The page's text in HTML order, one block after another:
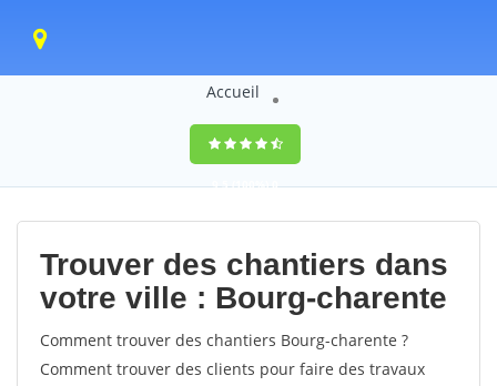
Accueil
9,5(100%)0
votes
Trouver des chantiers dans
votre ville : Bourg-charente
Comment trouver des chantiers Bourg-charente ?
Comment trouver des clients pour faire des travaux